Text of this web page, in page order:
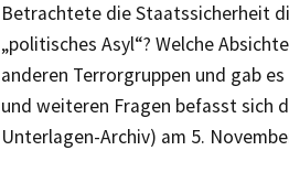
Betrachtete die Staatssicherheit
„politisches Asyl“? Welche
anderen Terrorgruppen und gab
und weiteren Fragen befasst sich
Unterlagen-Archiv) am 5.